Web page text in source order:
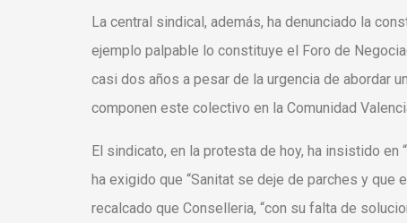
La central sindical, además, ha denunciado la
ejemplo palpable lo constituye el Foro de
casi dos años a pesar de la urgencia de abordar
componen este colectivo en la Comunidad
El sindicato, en la protesta de hoy, ha insistido en
ha exigido que “Sanitat se deje de parches y que
recalcado que Conselleria, “con su falta de